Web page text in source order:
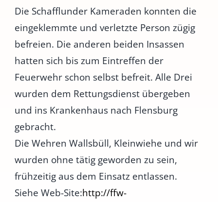
Die Schafflunder Kameraden konnten die
eingeklemmte und verletzte Person zügig
befreien. Die anderen beiden Insassen
hatten sich bis zum Eintreffen der
Feuerwehr schon selbst befreit. Alle Drei
wurden dem Rettungsdienst übergeben
und ins Krankenhaus nach Flensburg
gebracht.
Die Wehren Wallsbüll, Kleinwiehe und wir
wurden ohne tätig geworden zu sein,
frühzeitig aus dem Einsatz entlassen.
Siehe Web-Site:http://ffw-